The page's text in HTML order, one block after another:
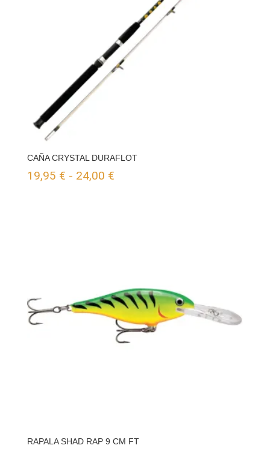
45,00 €
CAÑA CRYSTAL DURAFLOT
19,95 € - 24,00 €Rango
24,00 €
RAPALA SHAD RAP 9 CM FT